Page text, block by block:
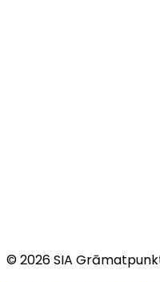
©2026SIA